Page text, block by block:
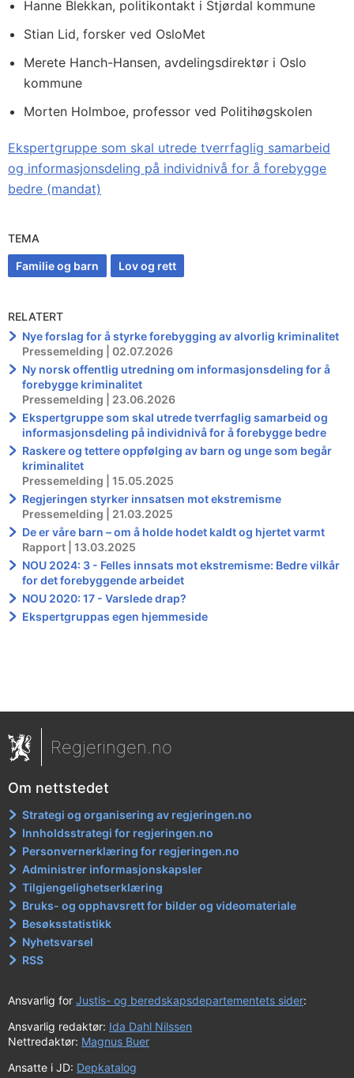
Hanne Blekkan, politikontakt i Stjørdal kommune
Stian Lid, forsker ved OsloMet
Merete Hanch-Hansen, avdelingsdirektør i Oslo
kommune
Morten Holmboe, professor ved Politihøgskolen
Ekspertgruppe som skal utrede tverrfaglig samarbeid
og informasjonsdeling på individnivå for å forebygge
bedre (mandat)
TEMA
Familie og barn Lov og rett
RELATERT
Nye forslag for å styrke forebygging av alvorlig kriminalitet
Pressemelding | 02.07.2026
Ny norsk offentlig utredning om informasjonsdeling for å
forebygge kriminalitet
Pressemelding | 23.06.2026
Ekspertgruppe som skal utrede tverrfaglig samarbeid og
informasjonsdeling på individnivå for å forebygge bedre
Raskere og tettere oppfølging av barn og unge som begår
kriminalitet
Pressemelding | 15.05.2025
Regjeringen styrker innsatsen mot ekstremisme
Pressemelding | 21.03.2025
De er våre barn – om å holde hodet kaldt og hjertet varmt
Rapport | 13.03.2025
NOU 2024: 3 - Felles innsats mot ekstremisme: Bedre vilkår
for det forebyggende arbeidet
NOU 2020: 17 - Varslede drap?
Ekspertgruppas egen hjemmeside
Regjeringen.no
Om nettstedet
Strategi og organisering av regjeringen.no
Innholdsstrategi for regjeringen.no
Personvernerklæring for regjeringen.no
Administrer informasjonskapsler
Tilgjengelighetserklæring
Bruks- og opphavsrett for bilder og videomateriale
Besøksstatistikk
Nyhetsvarsel
RSS
Ansvarlig for Justis- og beredskapsdepartementets sider:
Ansvarlig redaktør: Ida Dahl Nilssen
Nettredaktør: Magnus Buer
Ansatte i JD: Depkatalog